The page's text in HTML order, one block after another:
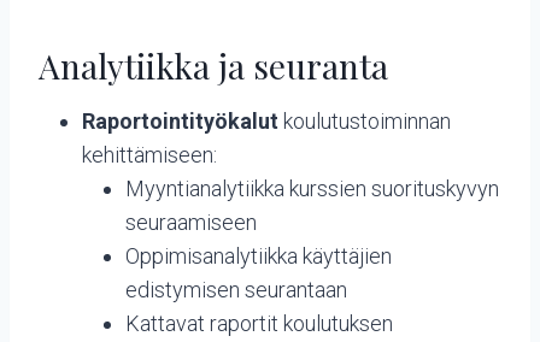
Analytiikka ja seuranta
Raportointityökalut koulutustoiminnan
kehittämiseen:
Myyntianalytiikka kurssien suorituskyvyn
seuraamiseen
Oppimisanalytiikka käyttäjien
edistymisen seurantaan
Kattavat raportit koulutuksen